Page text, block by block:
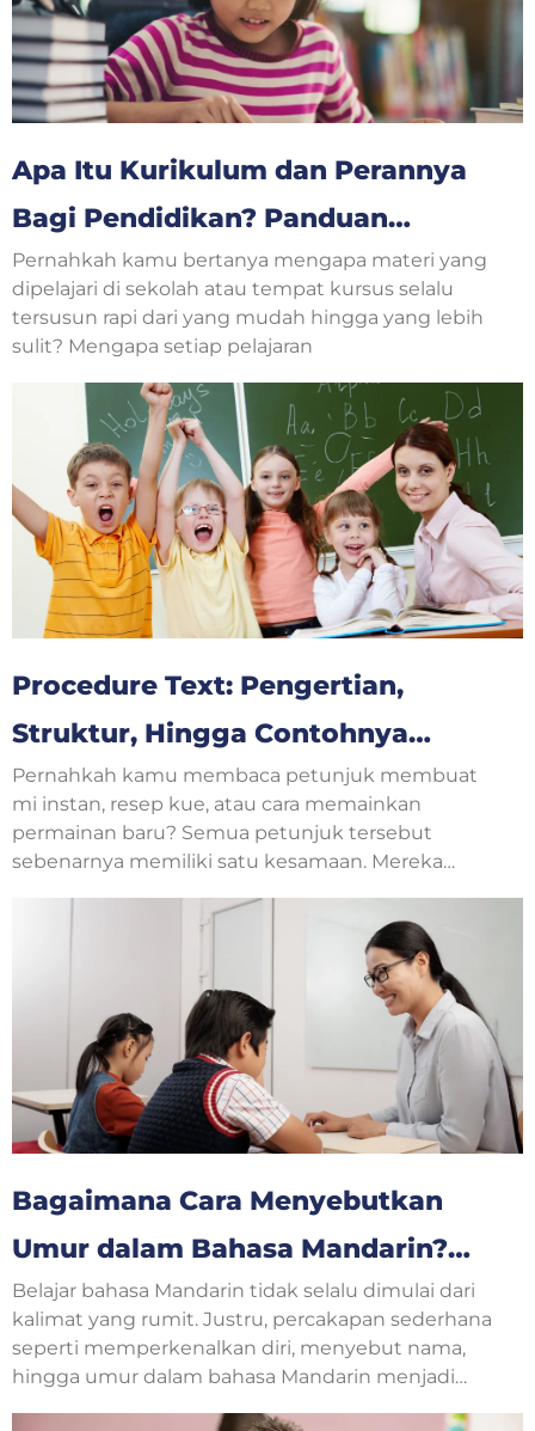
Apa Itu Kurikulum dan Perannya
Bagi Pendidikan? Panduan
Lengkap untuk Orang Tua dan
Anak
Pernahkah kamu bertanya mengapa materi yang
dipelajari di sekolah atau tempat kursus selalu
tersusun rapi dari yang mudah hingga yang lebih
sulit? Mengapa setiap pelajaran
Procedure Text: Pengertian,
Struktur, Hingga Contohnya
Untuk Pemula Bahasa Inggris
Pernahkah kamu membaca petunjuk membuat
mi instan, resep kue, atau cara memainkan
permainan baru? Semua petunjuk tersebut
sebenarnya memiliki satu kesamaan. Mereka
dilakukan secara berurutan. Dalam pelajaran
bahasa Inggris, jenis teks seperti ini disebut
Bagaimana Cara Menyebutkan
Umur dalam Bahasa Mandarin?
Yuk, Belajar Bersama!
Belajar bahasa Mandarin tidak selalu dimulai dari
kalimat yang rumit. Justru, percakapan sederhana
seperti memperkenalkan diri, menyebut nama,
hingga umur dalam bahasa Mandarin menjadi